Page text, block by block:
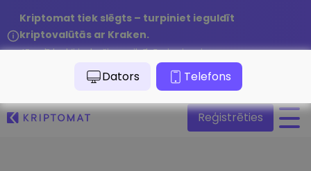
Kriptomat tiek slēgts – turpiniet ieguldīt
kriptovalūtās ar Kraken.
Jūsu līdzekļi ir droši un pilnībā pieejami.
Lasīt paziņojumu
Reģistrēties
Dators Telefons